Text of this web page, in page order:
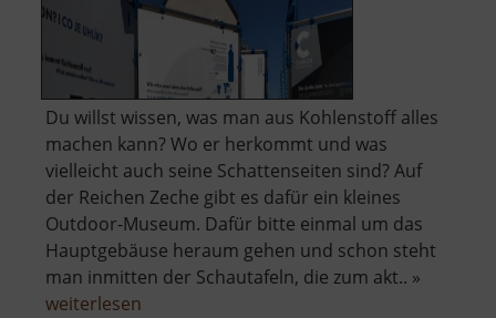
Du willst wissen, was man aus Kohlenstoff alles
machen kann? Wo er herkommt und was
vielleicht auch seine Schattenseiten sind? Auf
der Reichen Zeche gibt es dafür ein kleines
Outdoor-Museum. Dafür bitte einmal um das
Hauptgebäuse heraum gehen und schon steht
man inmitten der Schautafeln, die zum akt.. »
weiterlesen